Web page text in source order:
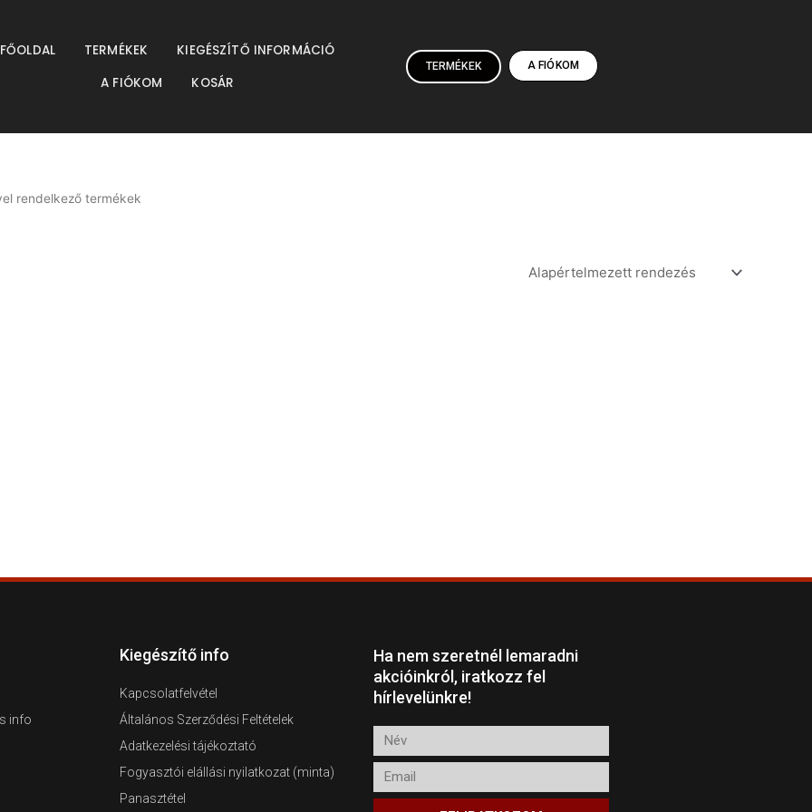
FŐOLDAL TERMÉKEK
KIEGÉSZÍTŐ INFORMÁCIÓ
A FIÓKOM
KOSÁR
TERMÉKEK A FIÓKOM
rendelkező termékek
info
Kiegészítő info
Kapcsolatfelvétel
Általános Szerződési Feltételek
Adatkezelési tájékoztató
Fogyasztói elállási nyilatkozat (minta)
Panasztétel
Ha nem szeretnél lemaradni
akcióinkról, iratkozz fel
hírlevelünkre!
Név
Email